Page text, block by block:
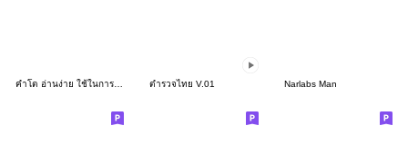
คำโต อ่านง่าย ใช้ในการทำงาน (ครับ) ตำรวจไทย V.01 Narlabs Man